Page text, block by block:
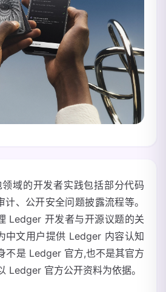
域的开发者实践包括部分代码
、公开安全问题披露流程等。
Ledger 开发者与开源议题的关
中文用户提供 Ledger 内容认知
不是 Ledger 官方,也不是其官方
Ledger 官方公开资料为依据。